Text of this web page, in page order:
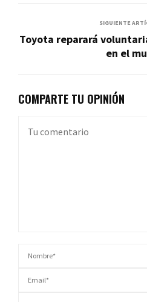
SIGUIENTE
Toyota reparará
en el
COMPARTE TU OPINIÓN